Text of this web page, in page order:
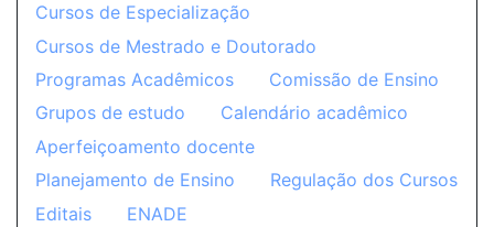
Cursos de Especialização
Cursos de Mestrado e Doutorado
Programas Acadêmicos
Comissão de Ensino
Grupos de estudo
Calendário acadêmico
Aperfeiçoamento docente
Planejamento de Ensino
Regulação dos Cursos
Editais
ENADE